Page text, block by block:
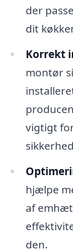
der
dit
Korrekt
montør
vigtigt
hjælpe
af
den.